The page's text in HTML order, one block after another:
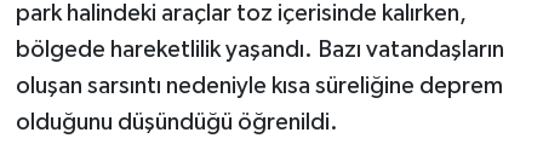
park halindeki araçlar toz içerisinde kalırken,
bölgede hareketlilik yaşandı. Bazı vatandaşların
oluşan sarsıntı nedeniyle kısa süreliğine deprem
olduğunu düşündüğü öğrenildi.